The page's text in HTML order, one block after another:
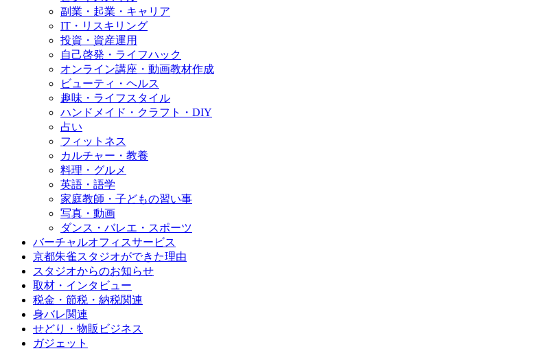
副業・起業・キャリア
IT・リスキリング
投資・資産運用
自己啓発・ライフハック
オンライン講座・動画教材作成
ビューティ・ヘルス
趣味・ライフスタイル
ハンドメイド・クラフト・DIY
占い
フィットネス
カルチャー・教養
料理・グルメ
英語・語学
家庭教師・子どもの習い事
写真・動画
ダンス・バレエ・スポーツ
バーチャルオフィスサービス
京都朱雀スタジオができた理由
スタジオからのお知らせ
取材・インタビュー
税金・節税・納税関連
身バレ関連
せどり・物販ビジネス
ガジェット